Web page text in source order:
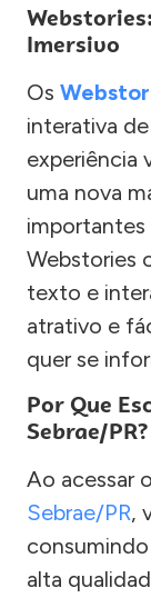
Imersivo
Os
interativa
experiência
uma nova
importantes
Webstories
texto e
atrativo e
quer se
Por Que
Sebrae/PR?
Ao acessar
Sebrae/PR,
alta